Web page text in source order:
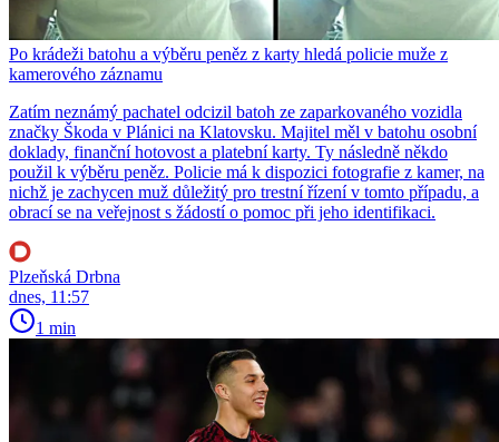
Po krádeži batohu a výběru peněz z karty hledá policie muže z
kamerového záznamu
Zatím neznámý pachatel odcizil batoh ze zaparkovaného vozidla
značky Škoda v Plánici na Klatovsku. Majitel měl v batohu osobní
doklady, finanční hotovost a platební karty. Ty následně někdo
použil k výběru peněz. Policie má k dispozici fotografie z kamer, na
nichž je zachycen muž důležitý pro trestní řízení v tomto případu, a
obrací se na veřejnost s žádostí o pomoc při jeho identifikaci.
Plzeňská Drbna
dnes, 11:57
1 min